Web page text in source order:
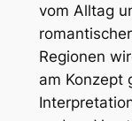
vom Alltag
Regionen
am Konzept